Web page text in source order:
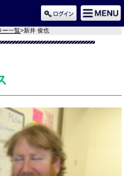
ー一覧>新井 俊也